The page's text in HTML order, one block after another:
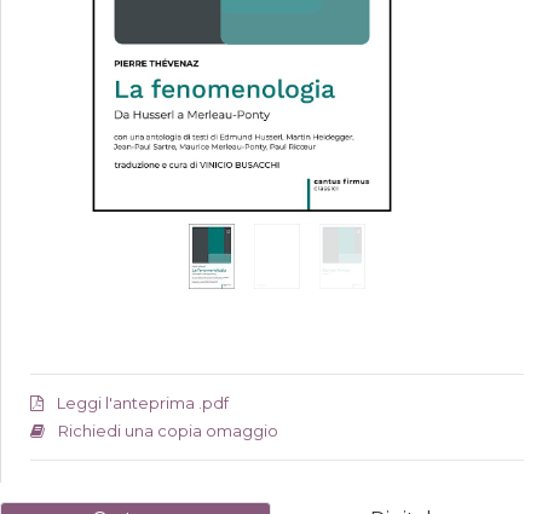
Leggi l'anteprima .pdf
Richiedi una copia omaggio